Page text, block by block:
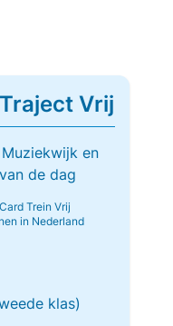
Vrij
en
de dag
Trein Vrij
in Nederland
klas)